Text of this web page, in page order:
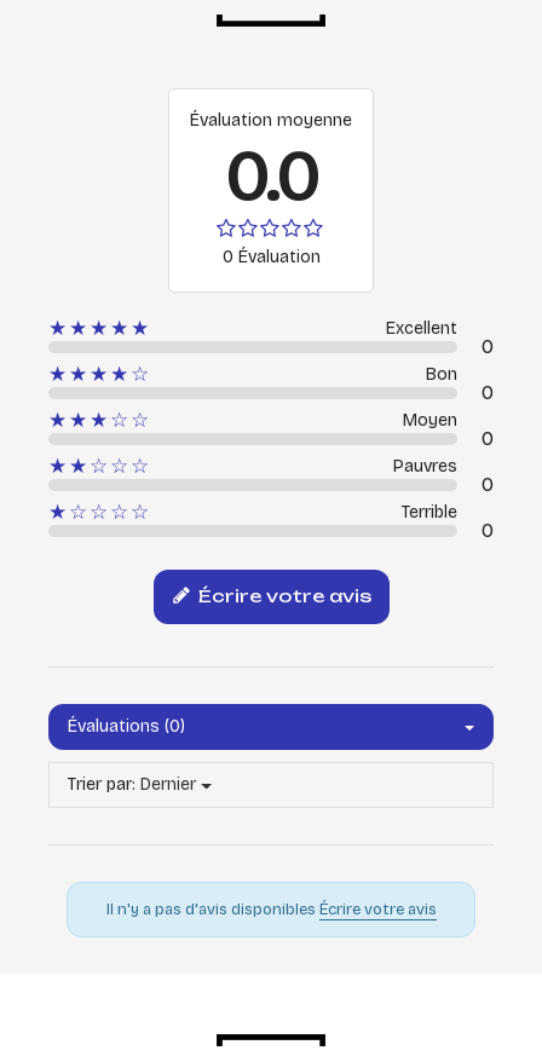
Évaluation moyenne
0.0
0 Évaluation
★★★★★ Excellent
0
★★★★☆
Bon
0
★★★☆☆
Moyen
0
★★☆☆☆
Pauvres
0
★☆☆☆☆
Terrible
0
Écrire votre avis
Évaluations (0)
Trier par: Dernier
Il n'y a pas d'avis disponibles Écrire votre avis